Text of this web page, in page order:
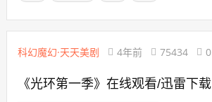
科幻魔幻·天天美剧 4年前 75434 0
《光环第一季》在线观看/迅雷下载